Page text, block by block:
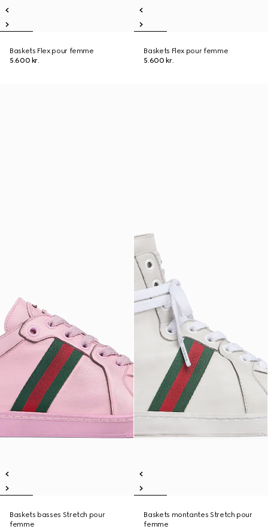
Baskets Flex pour femme
5.600 kr.
Baskets Flex pour femme
5.600 kr.
Baskets basses Stretch pour
femme
Baskets montantes Stretch pour
femme